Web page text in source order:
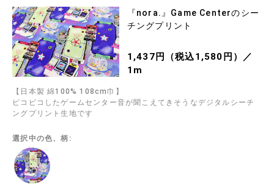
『nora.』Game Centerのシー
チングプリント
1,437円（税込1,580円）／
1m
【日本製 綿100% 108cm巾】
ピコピコしたゲームセンター音が聞こえてきそうなデジタルシーチ
ングプリント生地です
選択中の色、柄: